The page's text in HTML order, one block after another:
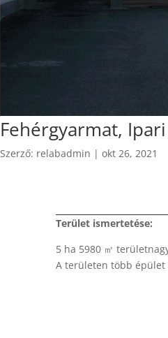
Fehérgyarmat,
Szerző: relabadmin |okt 26, 2021
Terület ismertetése:
5 ha 5980 ㎡
A területen több